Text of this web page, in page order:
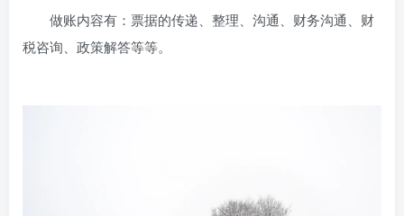
做账内容有：票据的传递、整理、沟通、财务沟通、财
税咨询、政策解答等等。